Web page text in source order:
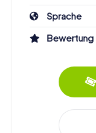
Sprache
Bewertung